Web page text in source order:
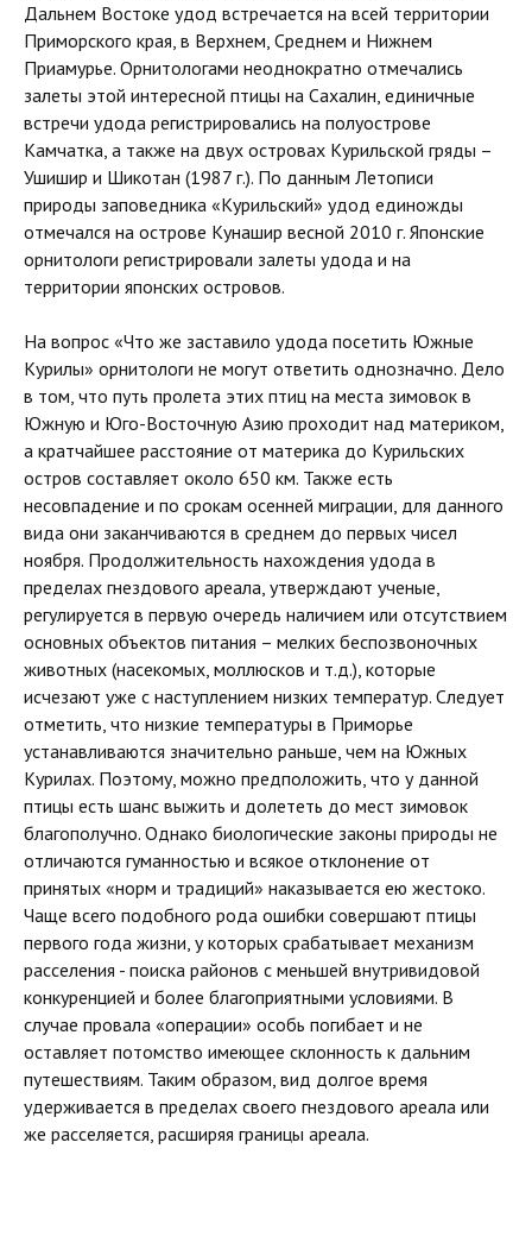
Дальнем Востоке удод встречается на всей территории
Приморского края, в Верхнем, Среднем и Нижнем
Приамурье. Орнитологами неоднократно отмечались
залеты этой интересной птицы на Сахалин, единичные
встречи удода регистрировались на полуострове
Камчатка, а также на двух островах Курильской гряды –
Ушишир и Шикотан (1987 г.). По данным Летописи
природы заповедника «Курильский» удод единожды
отмечался на острове Кунашир весной 2010 г. Японские
орнитологи регистрировали залеты удода и на
территории японских островов.
На вопрос «Что же заставило удода посетить Южные
Курилы» орнитологи не могут ответить однозначно. Дело
в том, что путь пролета этих птиц на места зимовок в
Южную и Юго-Восточную Азию проходит над материком,
а кратчайшее расстояние от материка до Курильских
остров составляет около 650 км. Также есть
несовпадение и по срокам осенней миграции, для данного
вида они заканчиваются в среднем до первых чисел
ноября. Продолжительность нахождения удода в
пределах гнездового ареала, утверждают ученые,
регулируется в первую очередь наличием или отсутствием
основных объектов питания – мелких беспозвоночных
животных (насекомых, моллюсков и т.д.), которые
исчезают уже с наступлением низких температур. Следует
отметить, что низкие температуры в Приморье
устанавливаются значительно раньше, чем на Южных
Курилах. Поэтому, можно предположить, что у данной
птицы есть шанс выжить и долететь до мест зимовок
благополучно. Однако биологические законы природы не
отличаются гуманностью и всякое отклонение от
принятых «норм и традиций» наказывается ею жестоко.
Чаще всего подобного рода ошибки совершают птицы
первого года жизни, у которых срабатывает механизм
расселения - поиска районов с меньшей внутривидовой
конкуренцией и более благоприятными условиями. В
случае провала «операции» особь погибает и не
оставляет потомство имеющее склонность к дальним
путешествиям. Таким образом, вид долгое время
удерживается в пределах своего гнездового ареала или
же расселяется, расширяя границы ареала.